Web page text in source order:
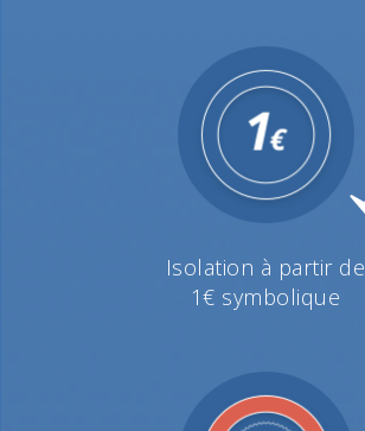
Isolation à partir de
1€ symbolique